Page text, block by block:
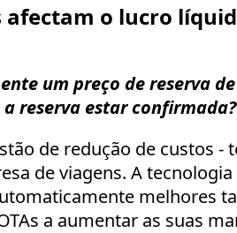
afectam o lucro
um preço de reserva
reserva estar confirmada?
de redução de custos -
de viagens. A
melhores
a aumentar as suas